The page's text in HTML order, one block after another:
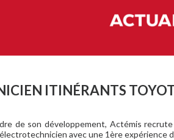
ITINÉRANTS
de son développement, Actémis
avec une 1ère expérience